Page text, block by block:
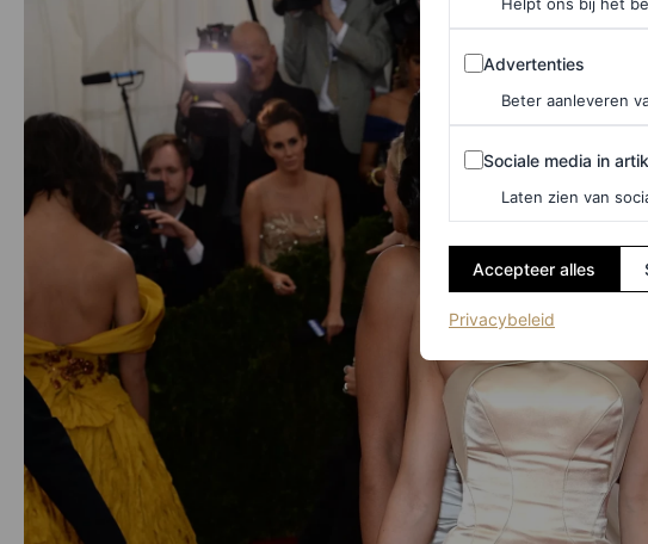
Advertenties
Advertenties
Beter aanleveren
Sociale media in
Sociale media in
Laten zien van
Accepteer alles
Privacybeleid